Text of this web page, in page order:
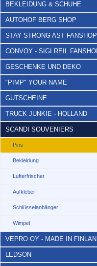
BEKLEIDUNG & SCHUHE
AUTOHOF BERG SHOP
STAY STRONG AST FANSHOP
CONVOY - SIGI REIL
GESCHENKE UND DEKO
"PIMP" YOUR NAME
GUTSCHEINE
TRUCK JUNKIE - HOLLAND
SCANDI SOUVENIERS
Pins
Bekleidung
Lufterfrischer
Aufkleber
Schlüsselanhänger
Wimpel
VEPRO OY - MADE IN
LEDSON